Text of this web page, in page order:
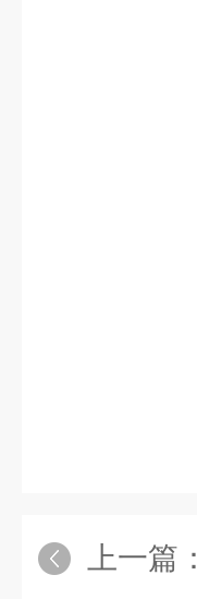
上一篇：